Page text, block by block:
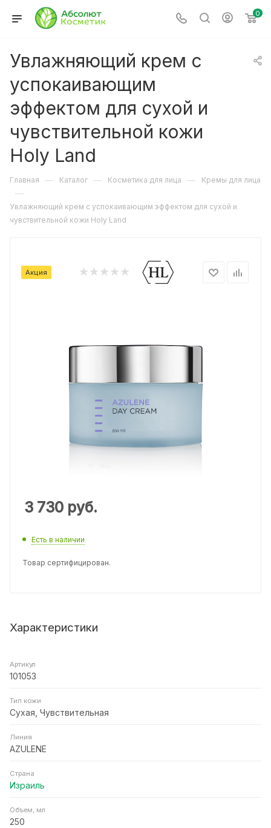
0
Увлажняющий крем с
успокаивающим
эффектом для сухой и
чувствительной кожи
Holy Land
Главная — Каталог — Косметика для лица — Кремы для лица
—
Увлажняющий крем с успокаивающим эффектом для сухой и
чувствительной кожи Holy Land
Акция
3 730 руб.
Есть в наличии
Товар сертифицирован.
Характеристики
Артикул
101053
Тип кожи
Сухая, Чувствительная
Линия
AZULENE
Страна
Израиль
Объем, мл
250